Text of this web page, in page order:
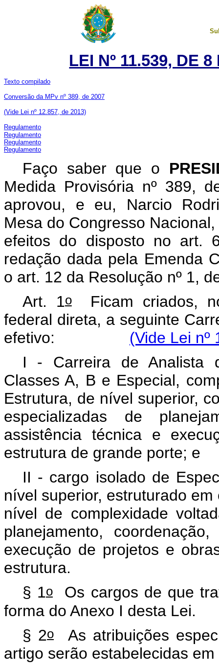
LEI Nº 11.539, DE
Texto compilado
Conversão da MPv nº 389, de 2007
(Vide Lei nº 12.857, de 2013)
Regulamento
Regulamento
Regulamento
Regulamento
Faço saber que o
Medida Provisória nº 389,
aprovou, e eu, Narcio
Mesa do Congresso
efeitos do disposto no art.
redação dada pela Emenda
o art. 12 da Resolução nº 1,
Art. 1oFicam criados,
federal direta, a seguinte
efetivo: (Vide Lei nº
I - Carreira de Analista
Classes A, B e Especial,
Estrutura, de nível superior,
especializadas de
assistência técnica e
estrutura de grande porte; e
II - cargo isolado de
nível superior, estruturado
nível de complexidade
planejamento,
execução de projetos e
estrutura.
§ 1oOs cargos de que
forma do Anexo I desta Lei.
§ 2o
As atribuições
artigo serão estabelecidas